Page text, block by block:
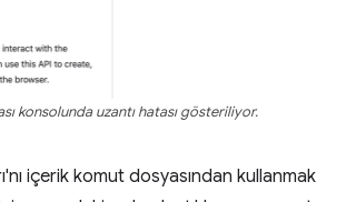
konsolunda uzantı hatası gösteriliyor.
içerik komut dosyasından kullanmak